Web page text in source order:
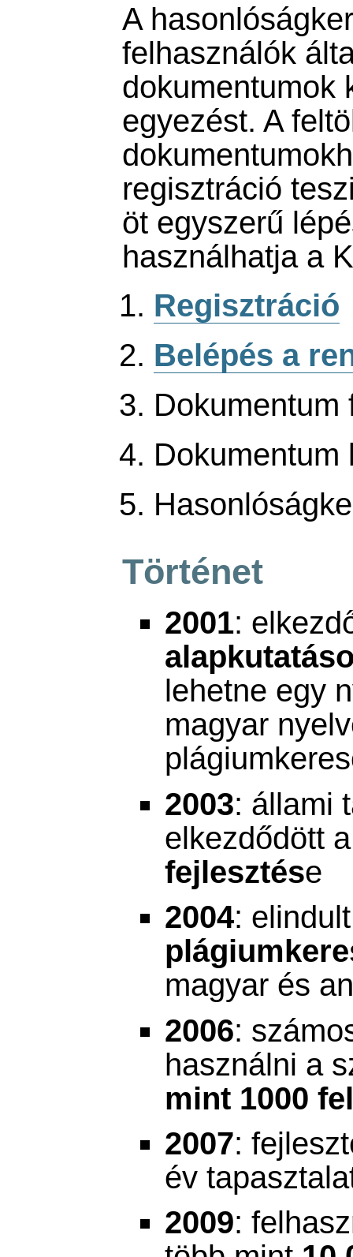
A
felhasználók
dokumentumok
egyezést. A
regisztráció
öt egyszerű
használhatja a
Regisztráció
Belépés a
Dokumentum
Dokumentum
Történet
2001:
lehetne egy
magyar
2003: állami
elkezdődött
fejlesztése
2004:
magyar és
2006:
használni a
mint 1000
2007:
év
2009: